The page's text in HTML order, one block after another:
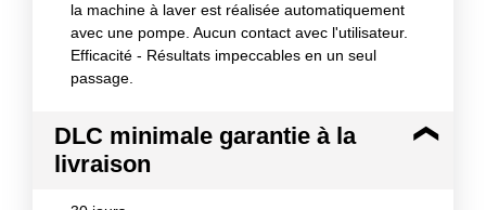
la machine à laver est réalisée automatiquement
avec une pompe. Aucun contact avec l'utilisateur.
Efficacité - Résultats impeccables en un seul
passage.
DLC minimale garantie à la
livraison